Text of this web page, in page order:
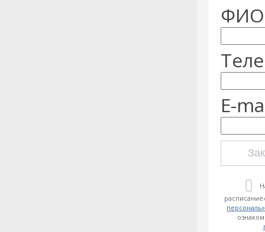
E-